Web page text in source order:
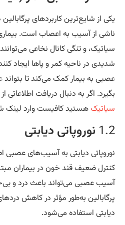
از شایع‌ترین کاربردهای پرگابالین
از آسیب به اعصاب است.
و تنگی کانال نخاعی می‌توانند
در ناحیه کمر و پاها ایجاد کنند.
به بیمار کمک می‌کند تا بتواند
اگر به دنبال دریافت اطلاعاتی از
هستید کافیست وارد لینک شوید
نوروپاتی دیابتی
دیابتی به آسیب‌های عصبی
ضعیف قند خون در بیماران مبتلا
عصبی می‌تواند باعث درد و
به‌طور مؤثر در کاهش دردهای
استفاده می‌شود.